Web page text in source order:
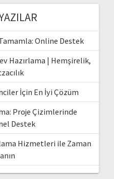
Online Destek
Hazırlama | Hemşirelik,
İçin En İyi Çözüm
Proje Çizimlerinde
Destek
Hizmetleri ile Zaman